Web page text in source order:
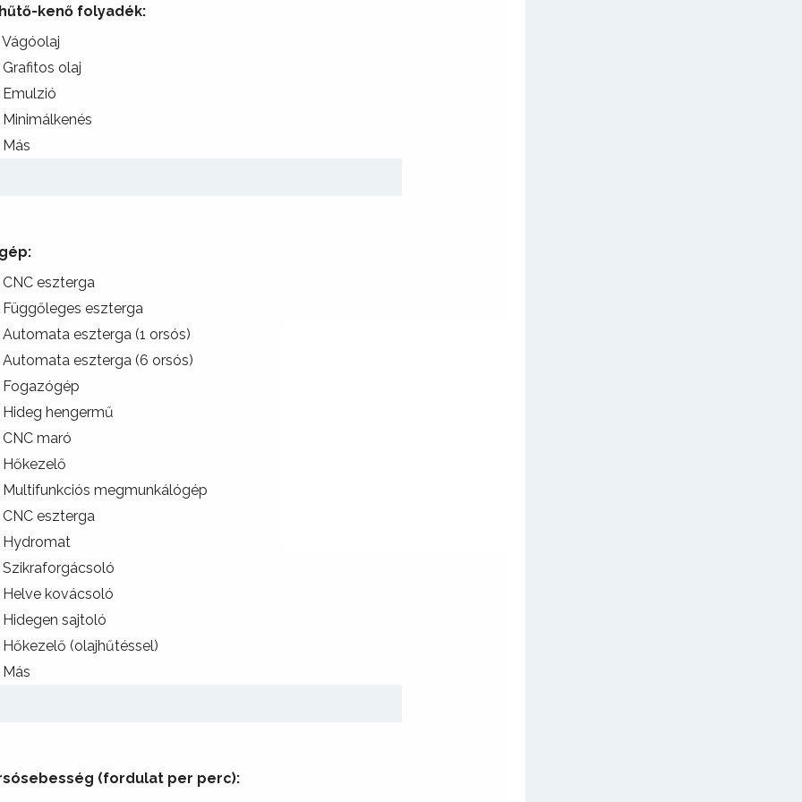
kenő folyadék:
Vágóolaj
Grafitos olaj
Emulzió
Minimálkenés
Más
CNC eszterga
Függőleges eszterga
Automata eszterga (1 orsós)
Automata eszterga (6 orsós)
Fogazógép
Hideg hengermű
CNC maró
Hőkezelő
Multifunkciós megmunkálógép
CNC eszterga
Hydromat
Szikraforgácsoló
Helve kovácsoló
Hidegen sajtoló
Hőkezelő (olajhűtéssel)
Más
(fordulat per perc):